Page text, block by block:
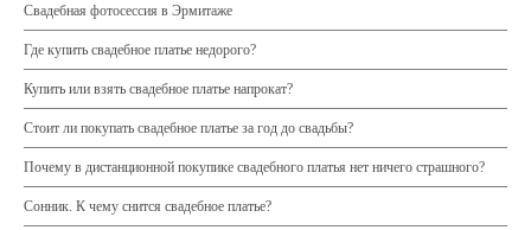
Свадебная фотосессия в Эрмитаже
Где купить свадебное платье недорого?
Купить или взять свадебное платье напрокат?
Стоит ли покупать свадебное платье за год до свадьбы?
Почему в дистанционной покупике свадебного платья нет ничего страшного?
Сонник. К чему снится свадебное платье?